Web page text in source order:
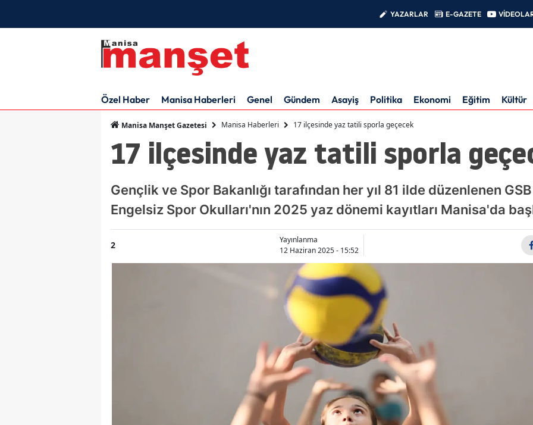
YAZARLAR E-GAZETE
Özel Haber Manisa Haberleri Genel Gündem Asayiş Politika Ekonomi Eğitim Kültür
Manisa Manşet Gazetesi Manisa Haberleri 17 ilçesinde yaz tatili sporla geçecek
17 ilçesinde yaz tatili sporla
Gençlik ve Spor Bakanlığı tarafından her yıl 81 ilde düzenlenen
Engelsiz Spor Okulları'nın 2025 yaz dönemi kayıtları Manisa'da
2
Yayınlanma
12 Haziran 2025 - 15:52